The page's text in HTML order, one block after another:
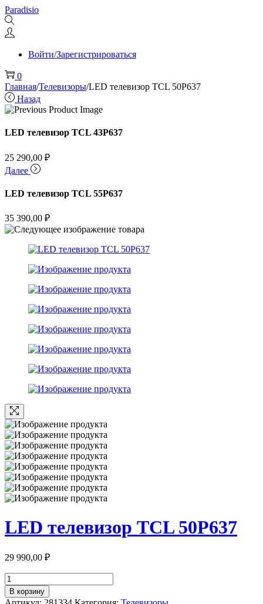
Перейти
к
навигации
Перейти
к
содержимому
Paradisio
Войти/Зарегистрироваться
0
Главная/Телевизоры/LED телевизор TCL 50P637
Назад
LED телевизор TCL 43P637
25 290,00 ₽
Далее
LED телевизор TCL 55P637
35 390,00 ₽
LED телевизор TCL 50P637
29 990,00 ₽
Количество
товара
LED
В корзину